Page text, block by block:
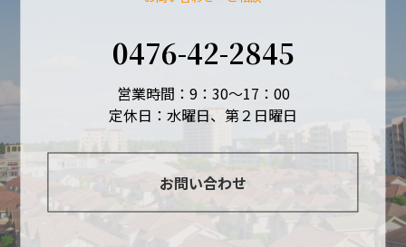
0476-42-2845
営業時間：9：30～17：00
定休日：水曜日、第２日曜日
お問い合わせ